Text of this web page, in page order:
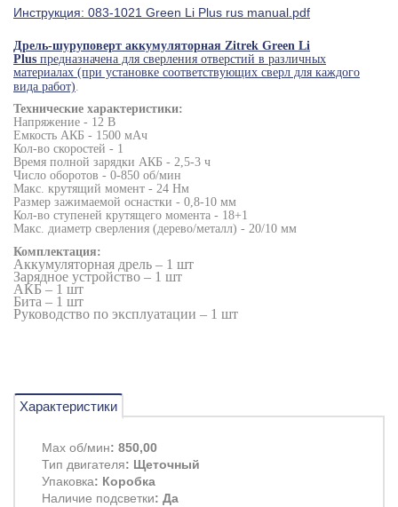
Инструкция: 083-1021 Green Li Plus rus manual.pdf
Дрель-шуруповерт аккумуляторная Zitrek Green Li
Plus предназначена для сверления отверстий в различных
материалах (при установке соответствующих сверл для каждого
вида работ)
Технические характеристики:
Напряжение - 12 В
Емкость АКБ - 1500 мАч
Кол-во скоростей - 1
Время полной зарядки АКБ - 2,5-3 ч
Число оборотов - 0-850 об/мин
Макс. крутящий момент - 24 Нм
Размер зажимаемой оснастки - 0,8-10 мм
Кол-во ступеней крутящего момента - 18+1
Макс. диаметр сверления (дерево/металл) - 20/10 мм
Комплектация:
Аккумуляторная дрель – 1 шт
Зарядное устройство – 1 шт
АКБ – 1 шт
Бита – 1 шт
Руководство по эксплуатации – 1 шт
Характеристики
Max об/мин: 850,00
Тип двигателя: Щеточный
Упаковка: Коробка
Наличие подсветки: Да